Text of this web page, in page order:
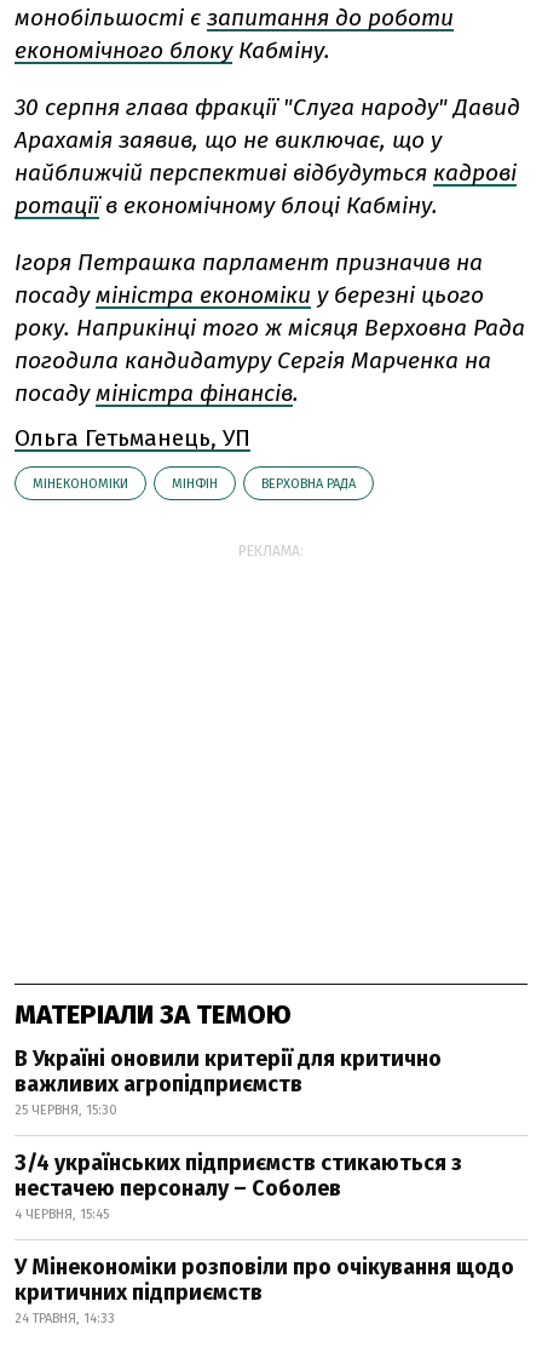
монобільшості є запитання до роботи
економічного блокуКабміну.
30 серпня глава фракції "Слуга народу" Давид
Арахамія заявив, що не виключає, що у
найближчій перспективі відбудуться кадрові
ротаціїв економічному блоці Кабміну.
Ігоря Петрашка парламент призначив на
посадуміністра економіки у березні цього
року. Наприкінці того ж місяця Верховна Рада
погодила кандидатуру Сергія Марченка на
посадуміністра фінансів.
Ольга Гетьманець, УП
МІНЕКОНОМІКИ МІНФІН ВЕРХОВНА РАДА
РЕКЛАМА:
МАТЕРІАЛИ ЗА ТЕМОЮ
В Україні оновили критерії для критично
важливих агропідприємств
25 ЧЕРВНЯ, 15:30
3/4 українських підприємств стикаються з
нестачею персоналу – Соболев
4 ЧЕРВНЯ, 15:45
У Мінекономіки розповіли про очікування щодо
критичних підприємств
24 ТРАВНЯ, 14:33